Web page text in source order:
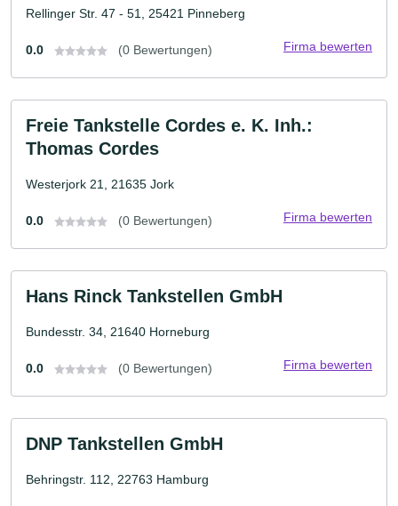
Rellinger Str. 47 - 51, 25421 Pinneberg
0.0 (0 Bewertungen) Firma bewerten
Freie Tankstelle Cordes e. K. Inh.:
Thomas Cordes
Westerjork 21, 21635 Jork
0.0 (0 Bewertungen) Firma bewerten
Hans Rinck Tankstellen GmbH
Bundesstr. 34, 21640 Horneburg
0.0 (0 Bewertungen) Firma bewerten
DNP Tankstellen GmbH
Behringstr. 112, 22763 Hamburg